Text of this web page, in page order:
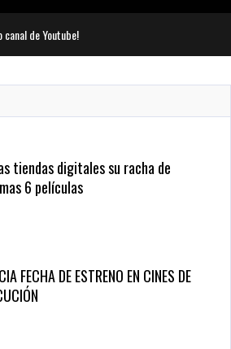
canal de Youtube!
tiendas digitales su racha de
6 películas
FECHA DE ESTRENO EN CINES DE